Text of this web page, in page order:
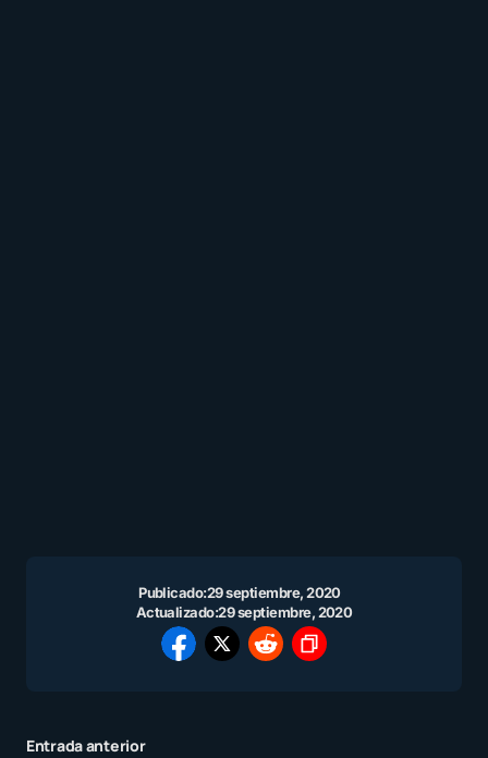
Publicado:29 septiembre, 2020
Actualizado:29 septiembre, 2020
Entrada anterior